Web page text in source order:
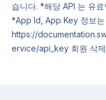
습니다. *해당 API 는 유
*App Id, App Key 정보는
https://
ervice/api_key 회원 삭